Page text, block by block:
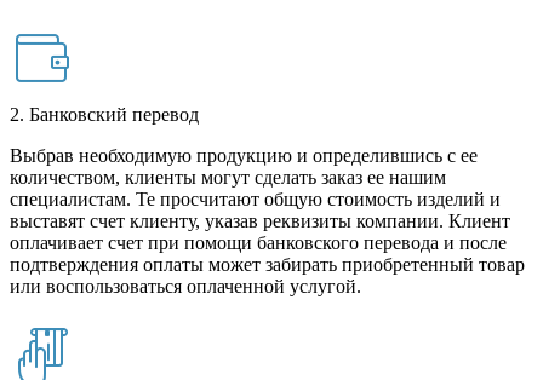
2. Банковский перевод
Выбрав необходимую продукцию и определившись с ее
количеством, клиенты могут сделать заказ ее нашим
специалистам. Те просчитают общую стоимость изделий и
выставят счет клиенту, указав реквизиты компании. Клиент
оплачивает счет при помощи банковского перевода и после
подтверждения оплаты может забирать приобретенный товар
или воспользоваться оплаченной услугой.